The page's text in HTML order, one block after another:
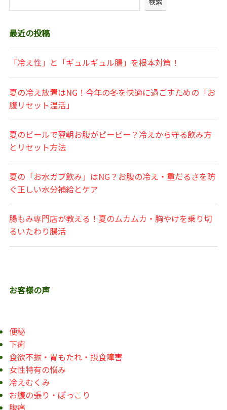
最近の投稿
「冷え性」と「ギュルギュル腸」を根本対策！
夏の冷え放置はNG！今年の冬を快適に過ごすための「お
腹リセット温活」
夏のビールで翌朝お腹がピーピー？冷えから守る飲み方
とリセット方法
夏の「お水ガブ飲み」はNG？お腹の冷え・重だるさを防
ぐ正しい水分補給とケア
腸もみ専門店が教える！夏のムカムカ・胸やけを乗り切
るいたわり腸活
お客様の声
便秘
下痢
食欲不振・胃もたれ・摂食障害
女性特有の悩み
冷えむくみ
お腹の張り・ぽっこり
腹痛